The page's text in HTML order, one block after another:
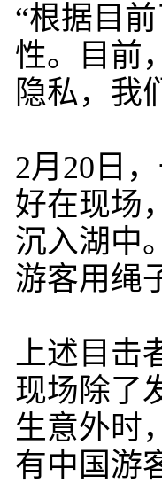
“根据目
性。目前
隐私，我
2月20日
好在现场
沉入湖中
游客用绳
上述目击
现场除了
生意外时
有中国游